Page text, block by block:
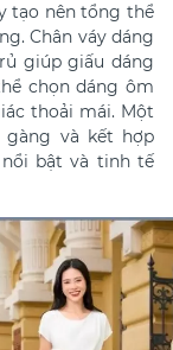
tạo nên tổng thể
Chân váy dáng
giúp giấu dáng
chọn dáng ôm
thoải mái. Một
và kết hợp
nổi bật và tinh tế